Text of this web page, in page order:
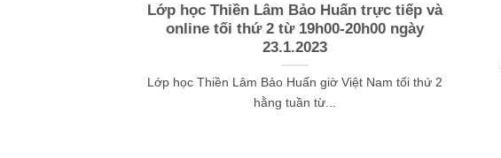
Lớp học Thiền Lâm Bảo Huấn trực tiếp và
online tối thứ 2 từ 19h00-20h00 ngày
23.1.2023
Lớp học Thiền Lâm Bảo Huấn giờ Việt Nam tối thứ 2
hằng tuần từ...